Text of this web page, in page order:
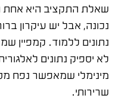
שאלת התקציב היא אחת
נכונה, אבל יש עיקרון
לא יספיק נתונים
מינימלי שמאפשר נפח
שרירותי.